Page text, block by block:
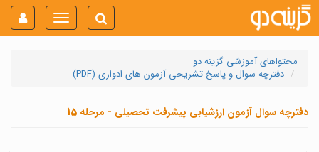
Toggle
navigation
محتواهای آموزشی گزینه دو
دفترچه سوال و پاسخ تشریحی آزمون های ادواری (PDF)
دفترچه سوال آزمون ارزشیابی پیشرفت تحصیلی - مرحله 15